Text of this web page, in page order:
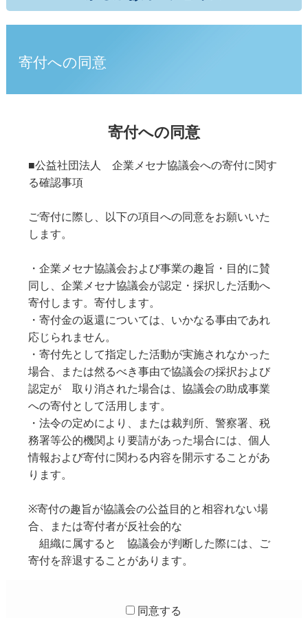
寄付への同意
寄付への同意
■公益社団法人 企業メセナ協議会への寄付に関す
る確認事項
ご寄付に際し、以下の項目への同意をお願いいた
します。
・企業メセナ協議会および事業の趣旨・目的に賛
同し、企業メセナ協議会が認定・採択した活動へ
寄付します。寄付します。
・寄付金の返還については、いかなる事由であれ
応じられません。
・寄付先として指定した活動が実施されなかった
場合、または然るべき事由で協議会の採択および
認定が 取り消された場合は、協議会の助成事業
への寄付として活用します。
・法令の定めにより、または裁判所、警察署、税
務署等公的機関より要請があった場合には、個人
情報および寄付に関わる内容を開示することがあ
ります。
※寄付の趣旨が協議会の公益目的と相容れない場
合、または寄付者が反社会的な
組織に属すると 協議会が判断した際には、ご
寄付を辞退することがあります。
同意する